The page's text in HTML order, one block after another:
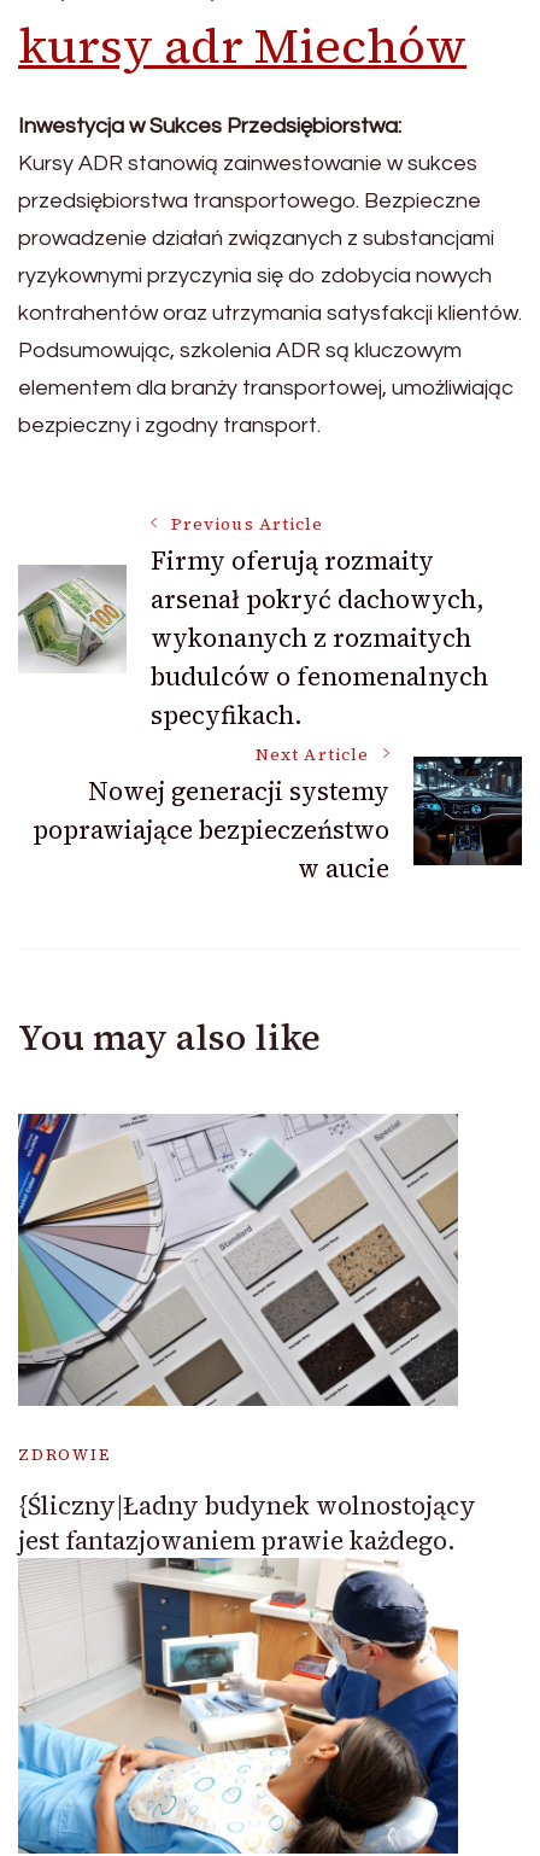
kursy adr Miechów
Inwestycja w Sukces Przedsiębiorstwa:
Kursy ADR stanowią zainwestowanie w sukces
przedsiębiorstwa transportowego. Bezpieczne
prowadzenie działań związanych z substancjami
ryzykownymi przyczynia się do zdobycia nowych
kontrahentów oraz utrzymania satysfakcji klientów.
Podsumowując, szkolenia ADR są kluczowym
elementem dla branży transportowej, umożliwiając
bezpieczny i zgodny transport.
Navigation
Previous Article
Firmy oferują rozmaity
arsenał pokryć dachowych,
wykonanych z rozmaitych
budulców o fenomenalnych
specyfikach.
Next Article
Nowej generacji systemy
poprawiające bezpieczeństwo
w aucie
You may also like
ZDROWIE
{Śliczny|Ładny budynek wolnostojący
jest fantazjowaniem prawie każdego.